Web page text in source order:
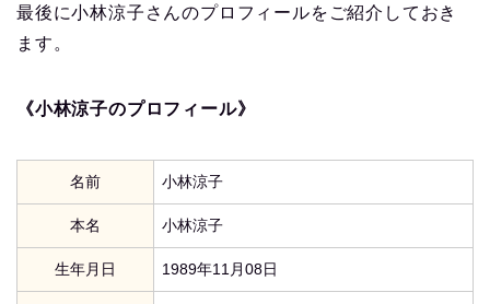
最後に小林涼子さんのプロフィールをご紹介しておき
ます。
《小林涼子のプロフィール》
名前 小林涼子
本名 小林涼子
生年月日 1989年11月08日